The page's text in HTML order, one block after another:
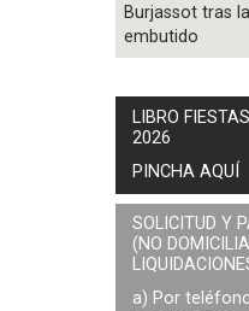
Burjassot tras
embutido
LIBRO
2026
PINCHA AQUÍ
SOLICITUD Y
(NO
a) Por